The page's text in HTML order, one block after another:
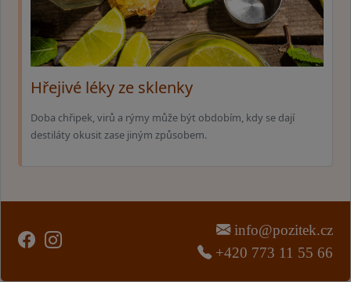
Hřejivé léky ze sklenky
Doba chřipek, virů a rýmy může být obdobím, kdy se dají
destiláty okusit zase jiným způsobem.
info@pozitek.cz
+420 773 11 55 66